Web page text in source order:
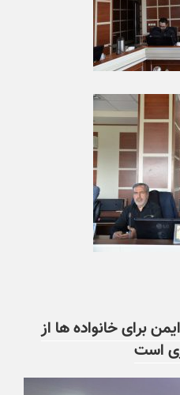
برای خانواده ها از
است